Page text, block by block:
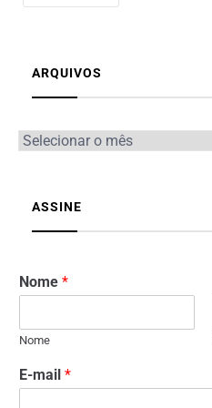
ARQUIVOS
ASSINE
Nome *
Nome
E-mail *